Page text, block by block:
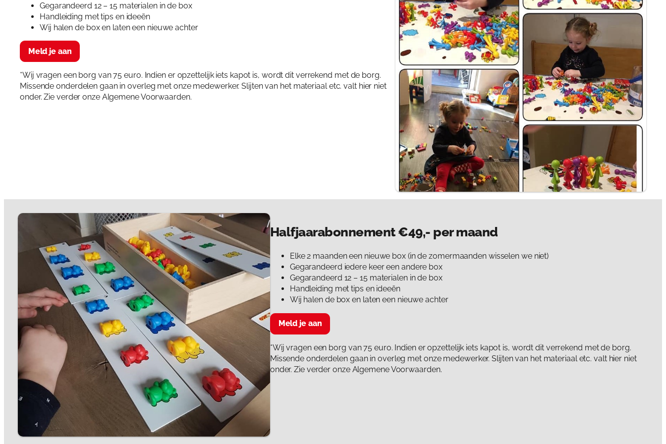
Mijn account
Inloggen
Gegarandeerd 12 – 15 materialen in de box
Handleiding met tips en ideeën
Wij halen de box en laten een nieuwe achter
Meld je aan
*Wij vragen een borg van 75 euro. Indien er opzettelijk iets kapot is, wordt dit verrekend met de borg.
Missende onderdelen gaan in overleg met onze medewerker. Slijten van het materiaal etc. valt hier niet
onder. Zie verder onze Algemene Voorwaarden.
Halfjaarabonnement€49,- per maand
Elke 2 maanden een nieuwe box (in de zomermaanden wisselen we niet)
Gegarandeerd iedere keer een andere box
Gegarandeerd 12 – 15 materialen in de box
Handleiding met tips en ideeën
Wij halen de box en laten een nieuwe achter
Meld je aan
*Wij vragen een borg van 75 euro. Indien er opzettelijk iets kapot is, wordt dit verrekend met de borg.
Missende onderdelen gaan in overleg met onze medewerker. Slijten van het materiaal etc. valt hier niet
onder. Zie verder onze Algemene Voorwaarden.